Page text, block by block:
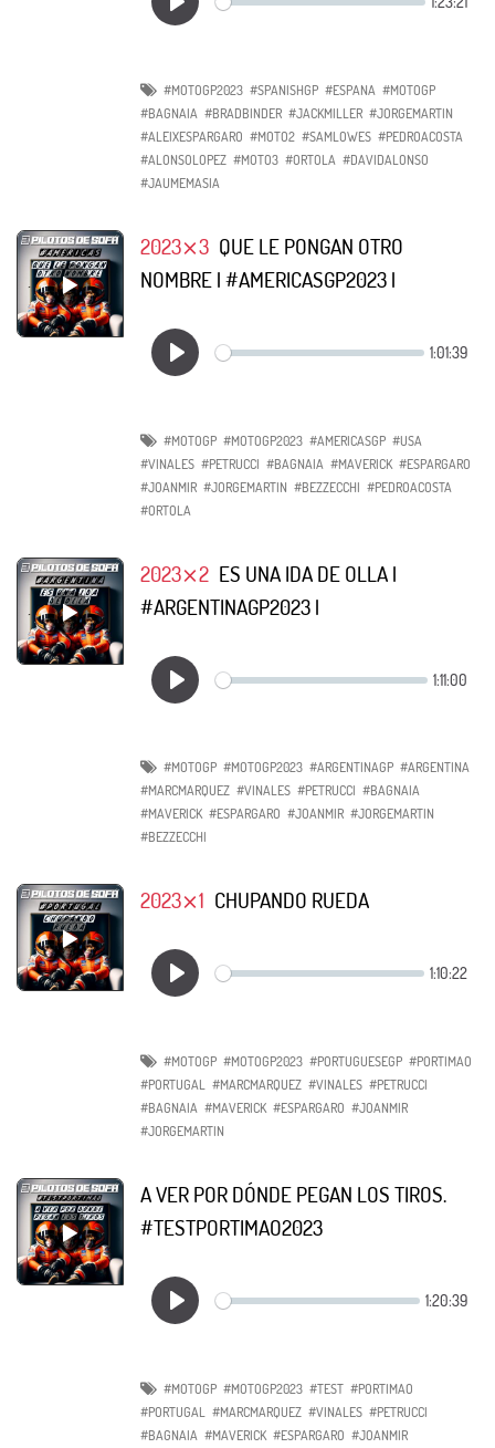
#MOTOGP2023 #SPANISHGP #ESPANA #MOTOGP
#BAGNAIA #BRADBINDER #JACKMILLER #JORGEMARTIN
#ALEIXESPARGARO #MOTO2 #SAMLOWES #PEDROACOSTA
#ALONSOLOPEZ #MOTO3 #ORTOLA #DAVIDALONSO
#JAUMEMASIA
2023⨯3 QUE LE PONGAN OTRO
NOMBRE | #AMERICASGP2023 |
#MOTOGP #MOTOGP2023 #AMERICASGP #USA
#VINALES #PETRUCCI #BAGNAIA #MAVERICK #ESPARGARO
#JOANMIR #JORGEMARTIN #BEZZECCHI #PEDROACOSTA
#ORTOLA
2023⨯2 ES UNA IDA DE OLLA |
#ARGENTINAGP2023 |
#MOTOGP #MOTOGP2023 #ARGENTINAGP #ARGENTINA
#MARCMARQUEZ #VINALES #PETRUCCI #BAGNAIA
#MAVERICK #ESPARGARO #JOANMIR #JORGEMARTIN
#BEZZECCHI
2023⨯1 CHUPANDO RUEDA
#MOTOGP #MOTOGP2023 #PORTUGUESEGP #PORTIMAO
#PORTUGAL #MARCMARQUEZ #VINALES #PETRUCCI
#BAGNAIA #MAVERICK #ESPARGARO #JOANMIR
#JORGEMARTIN
A VER POR DÓNDE PEGAN LOS TIROS.
#TESTPORTIMAO2023
#MOTOGP #MOTOGP2023 #TEST #PORTIMAO
#PORTUGAL
#MARCMARQUEZ #VINALES #PETRUCCI
#BAGNAIA #MAVERICK #ESPARGARO #JOANMIR